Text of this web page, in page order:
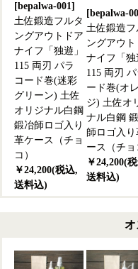
[bepalwa-001]
土佐鍛造フルタ
ングアウトドア
ナイフ「独遊」
115 両刃 パラ
コード巻(迷彩
グリーン) 土佐
オリジナル白鋼
鍛冶師ロゴ入り
革ケース（チョ
コ）
￥24,200(税込,
送料込)
[bepalwa-
土佐鍛造フ
ングアウト
ナイフ「独
115 両刃
ード巻(オ
ジ) 土佐オ
ナル白鋼
師ロゴ入り
ース（チョ
￥24,200(
送料込)